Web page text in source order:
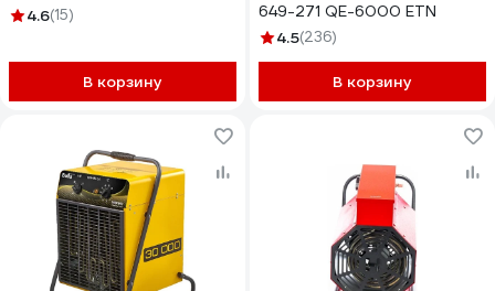
4.6(15)
В корзину
649-271 QE-6000 ETN
4.5(236)
В корзину